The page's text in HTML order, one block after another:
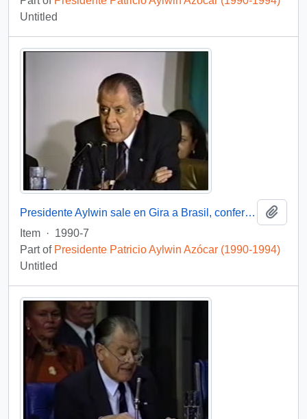
Untitled
Presidente Aylwin sale en Gira a Brasil, conferencia de prensa : video
Item · 1990-7
Part of Presidente Patricio Aylwin Azócar (1990-1994)
Untitled